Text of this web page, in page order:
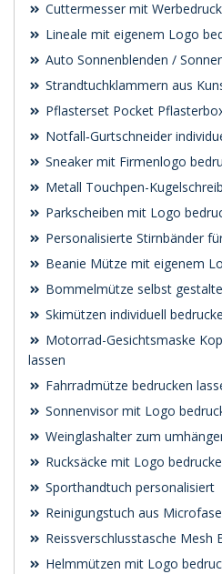
Cuttermesser mit Werbedruck
Lineale mit eigenem Logo
Auto Sonnenblenden /
Strandtuchklammern aus
Pflasterset Pocket
Notfall‑Gurtschneider
Sneaker mit Firmenlogo
Metall Touchpen-
Parkscheiben mit Logo
Personalisierte Stirnbänder
Beanie Mütze mit eigenem
Bommelmütze selbst
Skimützen individuell
Motorrad-Gesichtsmaske
lassen
Fahrradmütze bedrucken
Sonnenvisor mit Logo
Weinglashalter zum
Rucksäcke mit Logo
Sporthandtuch personalisiert
Reinigungstuch aus
Reissverschlusstasche Mesh
Helmmützen mit Logo